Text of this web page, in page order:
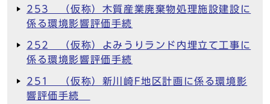
253 （仮称）木質産業廃棄物処理施設建設に
係る環境影響評価手続
252 （仮称）よみうりランド内埋立て工事に
係る環境影響評価手続
251 （仮称）新川崎F地区計画に係る環境影
響評価手続